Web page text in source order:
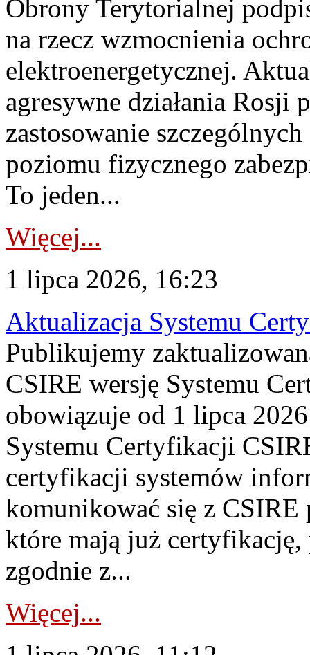
Obrony Terytorialnej
na rzecz wzmocnienia
elektroenergetycznej.
agresywne działania Rosji
zastosowanie
poziomu fizycznego
To jeden...
Więcej...
1 lipca 2026, 16:23
Aktualizacja Systemu
Publikujemy
CSIRE wersję Systemu
obowiązuje od 1 lipca
Systemu Certyfikacji
certyfikacji systemów
komunikować się z
które mają już
zgodnie z...
Więcej...